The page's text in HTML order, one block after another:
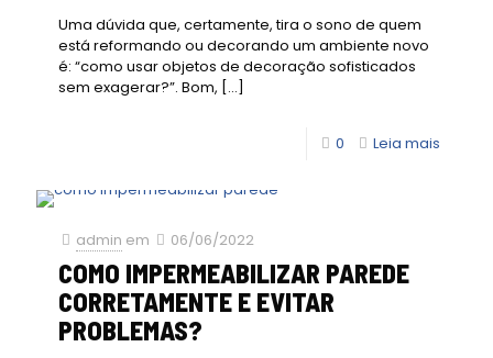
Uma dúvida que, certamente, tira o sono de quem
está reformando ou decorando um ambiente novo
é: “como usar objetos de decoração sofisticados
sem exagerar?”. Bom, […]
0 Leia mais
admin em 06/06/2022
COMO IMPERMEABILIZAR PAREDE
CORRETAMENTE E EVITAR
PROBLEMAS?